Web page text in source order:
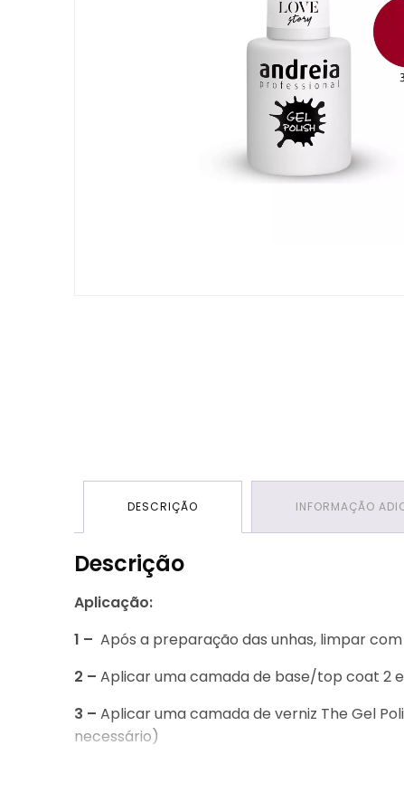
DESCRIÇÃO INFORMAÇÃO
Descrição
Aplicação:
1 – Após a preparação das unhas, limpar
2 – Aplicar uma camada de base/top coat 2
3 – Aplicar uma camada de verniz The Gel
necessário)
Aplicar uma camada de base/top coat 2